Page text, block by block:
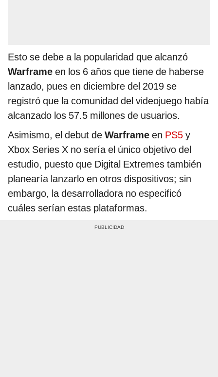
Esto se debe a la popularidad que alcanzó
Warframe en los 6 años que tiene de haberse
lanzado, pues en diciembre del 2019 se
registró que la comunidad del videojuego había
alcanzado los 57.5 millones de usuarios.
Asimismo, el debut de Warframe en PS5 y
Xbox Series X no sería el único objetivo del
estudio, puesto que Digital Extremes también
planearía lanzarlo en otros dispositivos; sin
embargo, la desarrolladora no especificó
cuáles serían estas plataformas.